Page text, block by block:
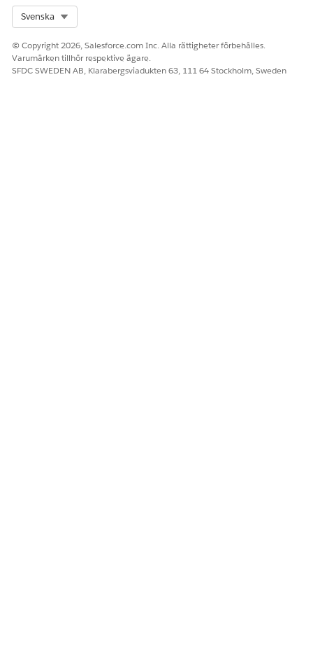
LÖSTE DENNA ARTIKEL DITT PROBLEM?
Berätta för oss vad vi kan förbättra!
Ja Nej
Svenska
© Copyright 2026, Salesforce.com Inc. Alla rättigheter förbehålles.
Varumärken tillhör respektive ägare.
SFDC SWEDEN AB, Klarabergsviadukten 63, 111 64 Stockholm, Sweden